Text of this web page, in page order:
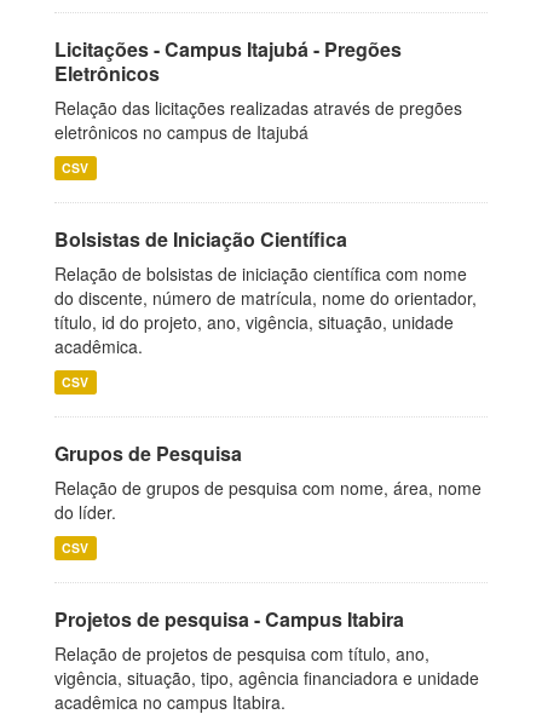
Licitações - Campus Itajubá - Pregões
Eletrônicos
Relação das licitações realizadas através de pregões
eletrônicos no campus de Itajubá
CSV
Bolsistas de Iniciação Científica
Relação de bolsistas de iniciação científica com nome
do discente, número de matrícula, nome do orientador,
título, id do projeto, ano, vigência, situação, unidade
acadêmica.
CSV
Grupos de Pesquisa
Relação de grupos de pesquisa com nome, área, nome
do líder.
CSV
Projetos de pesquisa - Campus Itabira
Relação de projetos de pesquisa com título, ano,
vigência, situação, tipo, agência financiadora e unidade
acadêmica no campus Itabira.